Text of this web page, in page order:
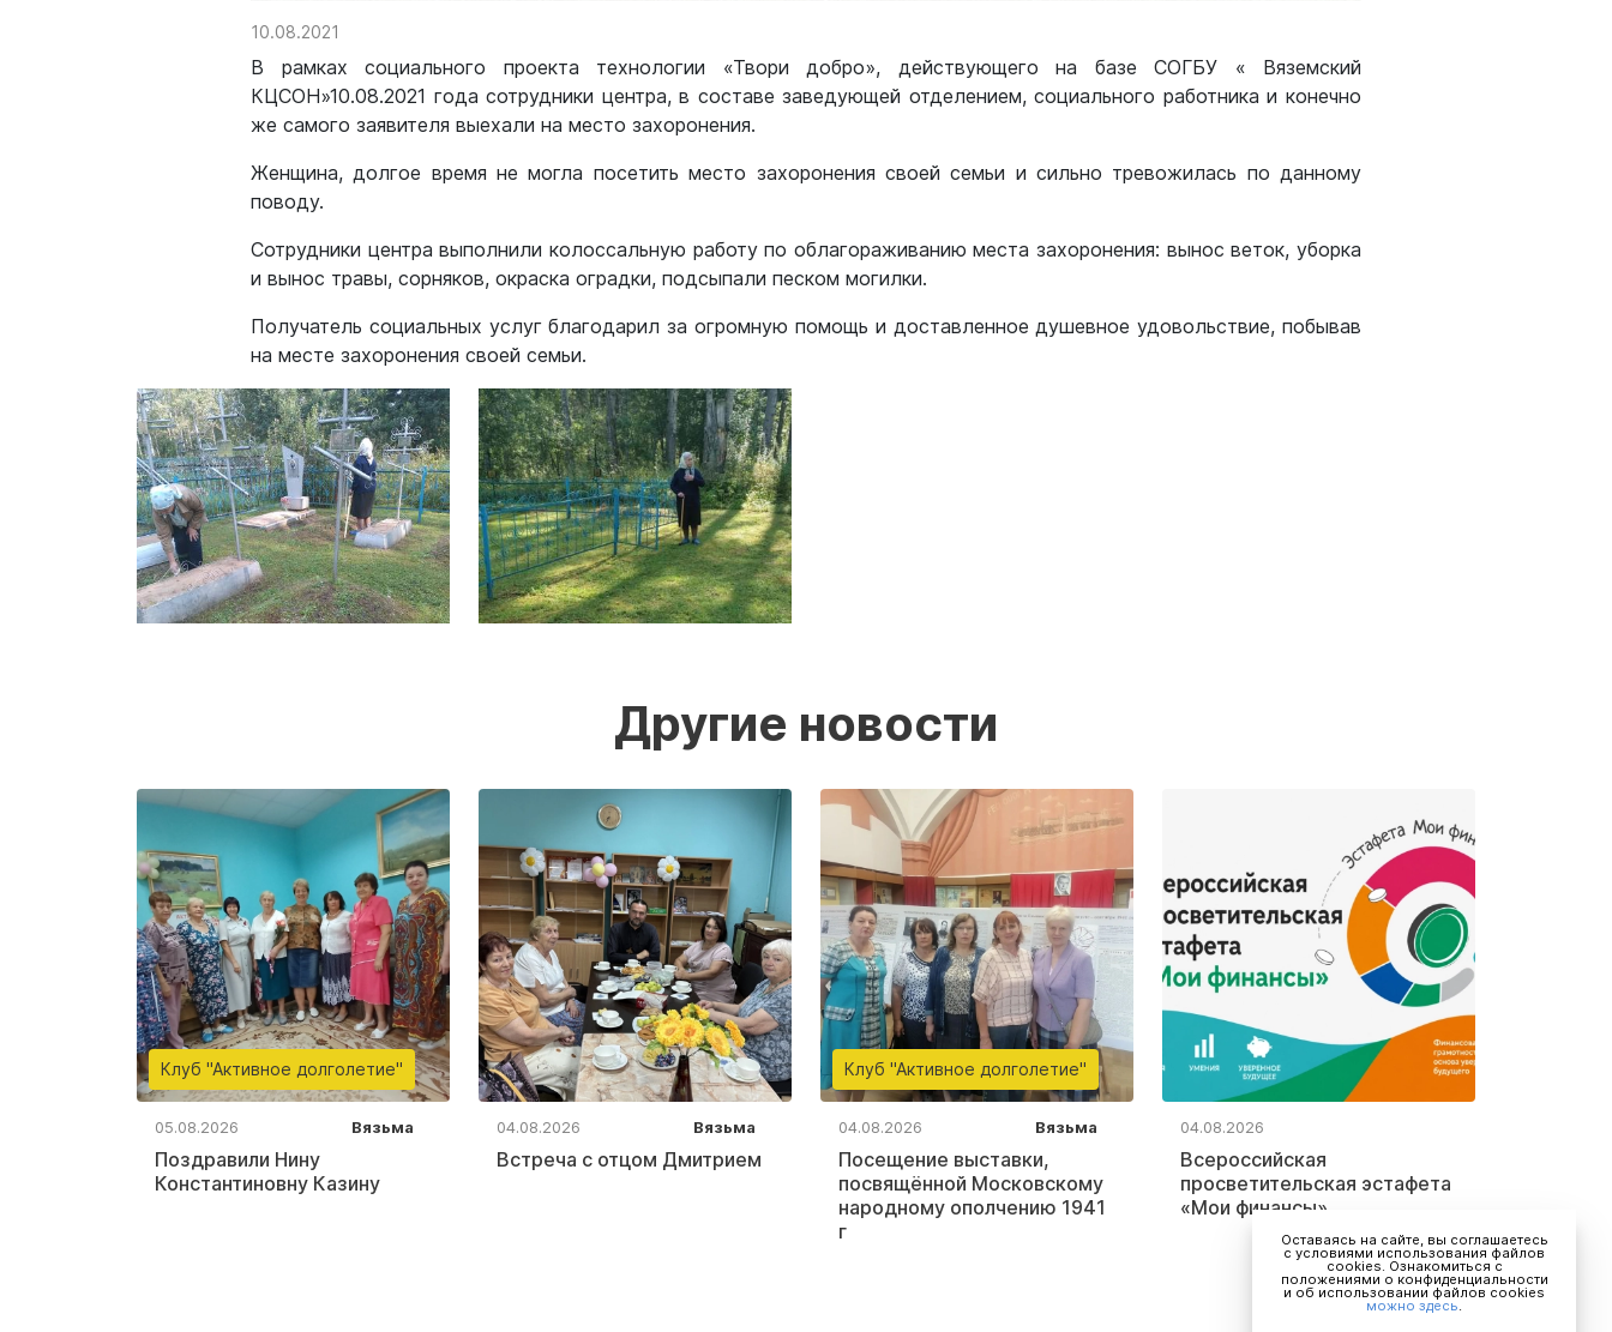
10.08.2021
В рамках социального проекта технологии «Твори добро», действующего на базе СОГБУ « Вяземский
КЦСОН»10.08.2021 года сотрудники центра, в составе заведующей отделением, социального работника и конечно
же самого заявителя выехали на место захоронения.
Женщина, долгое время не могла посетить место захоронения своей семьи и сильно тревожилась по данному
поводу.
Сотрудники центра выполнили колоссальную работу по облагораживанию места захоронения: вынос веток, уборка
и вынос травы, сорняков, окраска оградки, подсыпали песком могилки.
Получатель социальных услуг благодарил за огромную помощь и доставленное душевное удовольствие, побывав
на месте захоронения своей семьи.
Другие новости
Клуб "Активное долголетие"
05.08.2026 Вязьма
Поздравили Нину
Константиновну Казину
04.08.2026 Вязьма
Встреча с отцом Дмитрием
Клуб "Активное долголетие"
04.08.2026 Вязьма
Посещение выставки,
посвящённой Московскому
народному ополчению 1941
г
04.08.2026
Всероссийская
просветительская эстафета
«Мои финансы»
Оставаясь на сайте, вы соглашаетесь
с условиями использования файлов
cookies. Ознакомиться с
положениями о конфиденциальности
и об использовании файлов cookies
можно здесь.